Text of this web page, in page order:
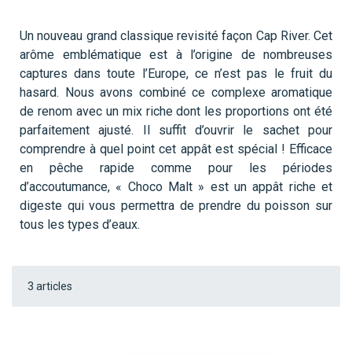
Un nouveau grand classique revisité façon Cap River. Cet
arôme emblématique est à l’origine de nombreuses
captures dans toute l’Europe, ce n’est pas le fruit du
hasard. Nous avons combiné ce complexe aromatique
de renom avec un mix riche dont les proportions ont été
parfaitement ajusté. Il suffit d’ouvrir le sachet pour
comprendre à quel point cet appât est spécial ! Efficace
en pêche rapide comme pour les périodes
d’accoutumance, « Choco Malt » est un appât riche et
digeste qui vous permettra de prendre du poisson sur
tous les types d’eaux.
3 articles